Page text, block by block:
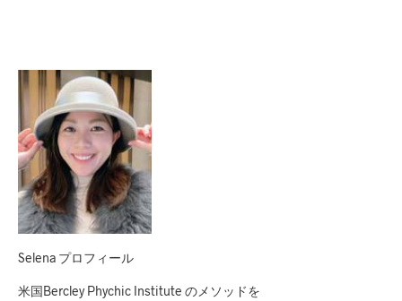
Selena プロフィール
米国Bercley Phychic Institute のメソッドを